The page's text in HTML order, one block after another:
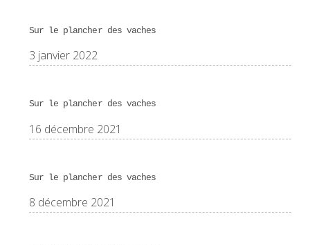
Sur le plancher des vaches
3 janvier 2022
Sur le plancher des vaches
16 décembre 2021
Sur le plancher des vaches
8 décembre 2021